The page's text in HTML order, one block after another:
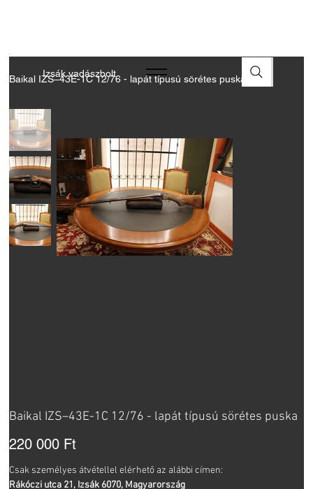
Izsák vadászbolt
Baikal IZS–43E-1C 12/76 - lapát típusú sörétes puska
Baikal IZS–43E-1C 12/76 - lapát típusú sörétes puska
Ár
220 000 Ft
Csak személyes átvétellel elérhető az alábbi címen:
Rákóczi utca 21, Izsák 6070, Magyarország